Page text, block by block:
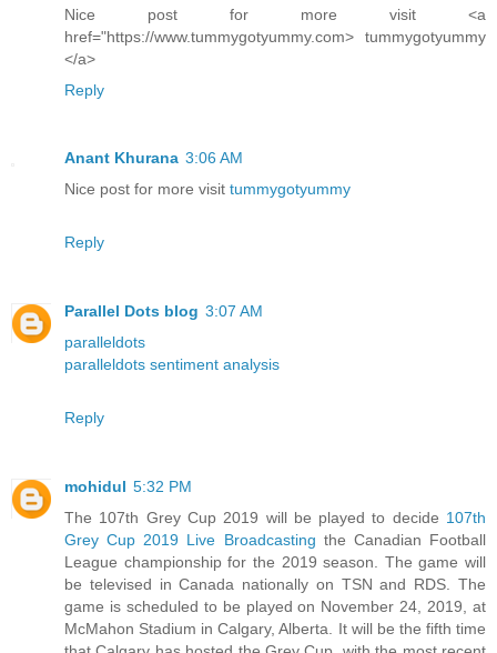
Nice post for more visit <a
href="https://www.tummygotyummy.com> tummygotyummy
</a>
Reply
Anant Khurana 3:06 AM
Nice post for more visit tummygotyummy
Reply
Parallel Dots blog 3:07 AM
paralleldots
paralleldots sentiment analysis
Reply
mohidul 5:32 PM
The 107th Grey Cup 2019 will be played to decide 107th
Grey Cup 2019 Live Broadcasting the Canadian Football
League championship for the 2019 season. The game will
be televised in Canada nationally on TSN and RDS. The
game is scheduled to be played on November 24, 2019, at
McMahon Stadium in Calgary, Alberta. It will be the fifth time